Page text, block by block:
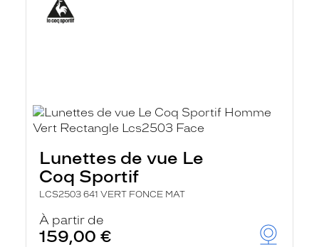
Lunettes de vue Le
Coq Sportif
LCS2503 641 VERT FONCE MAT
À partir de
159,00 €